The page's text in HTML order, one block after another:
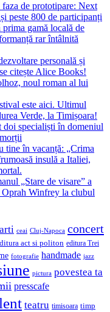
de prototipare: Next
peste 800 de participanți
gamă locală de
rar întâlnită
personală și
citește Alice Books!
noul roman al lui
este aici. Ultimul
Verde, la Timișoara!
doi specialiști în domeniul
tine în vacanță: „Crima
insulă a Italiei,
„Stare de visare” a
Oprah Winfrey la clubul
ceai Cluj-Napoca concert
act si politon editura Trei
fotografie handmade jazz
pictura povestea ta
presscafe
teatru timisoara timp